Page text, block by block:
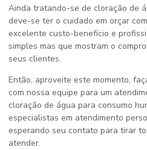
Ainda tratando-se de cloração de
deve-se ter o cuidado em orçar
excelente custo-benefício e
simples mas que mostram o
seus clientes.
Então, aproveite este momento,
com nossa equipe para um
cloração de água para consumo
especialistas em atendimento
esperando seu contato para tirar
atender.